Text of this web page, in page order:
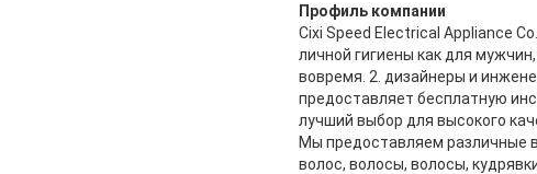
Профиль компании
Cixi Speed Electrical Appliance
личной гигиены как для
вовремя. 2. дизайнеры и
предоставляет бесплатную
лучший выбор для высокого
Мы предоставляем различные
волос, волосы, волосы,